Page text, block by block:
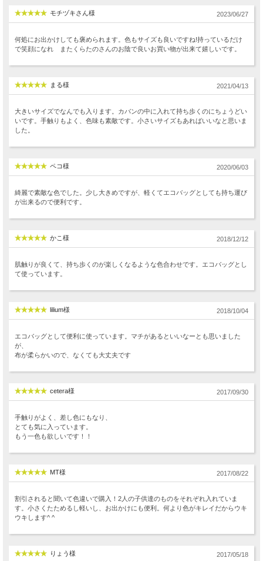
モチヅキさん様 2023/06/27
何処にお出かけしても褒められます。色もサイズも良いですね!持っているだけ
で笑顔になれ またくらたのさんのお陰で良いお買い物が出来て嬉しいです。
まる様 2021/04/13
大きいサイズでなんでも入ります。カバンの中に入れて持ち歩くのにちょうどい
いです。手触りもよく、色味も素敵です。小さいサイズもあればいいなと思いま
した。
ペコ様 2020/06/03
綺麗で素敵な色でした。少し大きめですが、軽くてエコバッグとしても持ち運び
が出来るので便利です。
かこ様 2018/12/12
肌触りが良くて、持ち歩くのが楽しくなるような色合わせです。エコバッグとし
て使っています。
lilium様 2018/10/04
エコバッグとして便利に使っています。マチがあるといいなーとも思いました
が、
布が柔らかいので、なくても大丈夫です
cetera様 2017/09/30
手触りがよく、差し色にもなり、
とても気に入っています。
もう一色も欲しいです！！
MT様 2017/08/22
割引されると聞いて色違いで購入！2人の子供達のものをそれぞれ入れていま
す。小さくたためるし軽いし、お出かけにも便利。何より色がキレイだからウキ
ウキします^ ^
りょう様 2017/05/18